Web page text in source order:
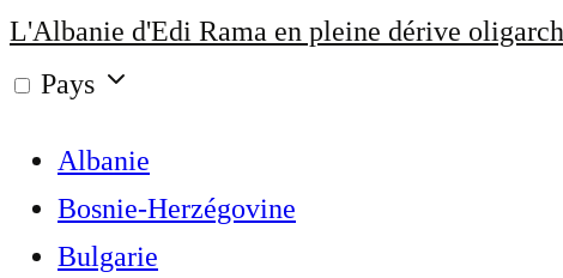
L'Albanie d'Edi Rama en pleine dérive
Pays
Albanie
Bosnie-Herzégovine
Bulgarie